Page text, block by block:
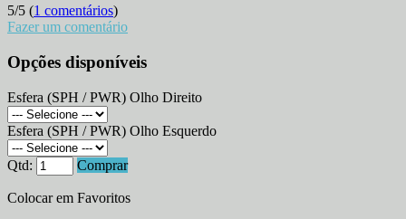
5/5 (1 comentários)
Fazer um comentário
Opções disponíveis
Esfera (SPH / PWR) Olho Direito
Esfera (SPH / PWR) Olho Esquerdo
Qtd: Comprar
Colocar em Favoritos